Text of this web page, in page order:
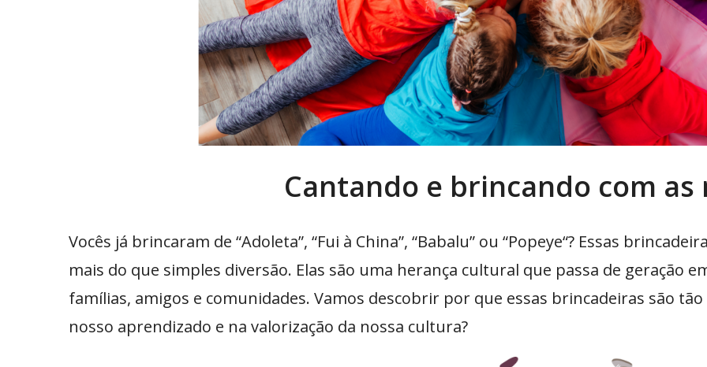
Cantando e brincando com as
Vocês já brincaram de “Adoleta”, “Fui à China”, “Babalu” ou “Popeye“? Essas
mais do que simples diversão. Elas são uma herança cultural que passa de geração
famílias, amigos e comunidades. Vamos descobrir por que essas brincadeiras são
nosso aprendizado e na valorização da nossa cultura?